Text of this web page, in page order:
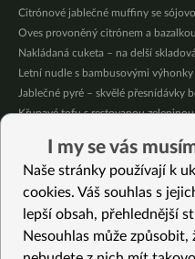
Citrónové jablečné muffiny se
Oves provoněný citrónem a bazalkou
Nakládaná cuketa – na delší
Letní nudle s bambusovými výhonky
Jablečné pyré – skvělé přesnídávky
Křupavé tofu s restovanou
Mrkvovo-dýňová krémová polévka
Osvěžující kuskus
Vybrané recepty
Tofu v županu (fotopostup)
I my se vás
Naše stránky používají k
cookies. Váš souhlas s
lepší obsah, přehlednější
Nesouhlas může způsobit,